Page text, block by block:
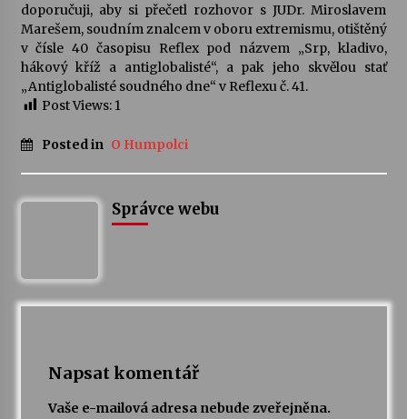
doporučuji, aby si přečetl rozhovor s JUDr. Miroslavem
Marešem, soudním znalcem v oboru extremismu, otištěný
v čísle 40 časopisu Reflex pod názvem „Srp, kladivo,
hákový kříž a antiglobalisté“, a pak jeho skvělou stať
„Antiglobalisté soudného dne“ v Reflexu č. 41.
Post Views: 1
Posted in O Humpolci
Správce webu
Napsat komentář
Vaše e-mailová adresa nebude zveřejněna.